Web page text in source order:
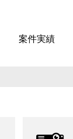
案件実績